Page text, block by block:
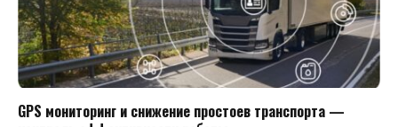
GPS мониторинг и снижение простоев транспорта —